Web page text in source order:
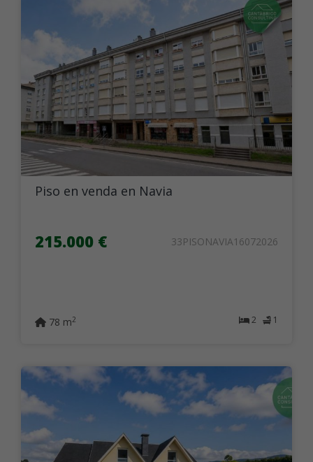
Piso en venda en Navia
215.000 € 33PISONAVIA16072026
2 1
78 m2